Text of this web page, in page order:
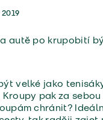
2019
autě po krupobití
velké jako
Kroupy pak za
chránit?